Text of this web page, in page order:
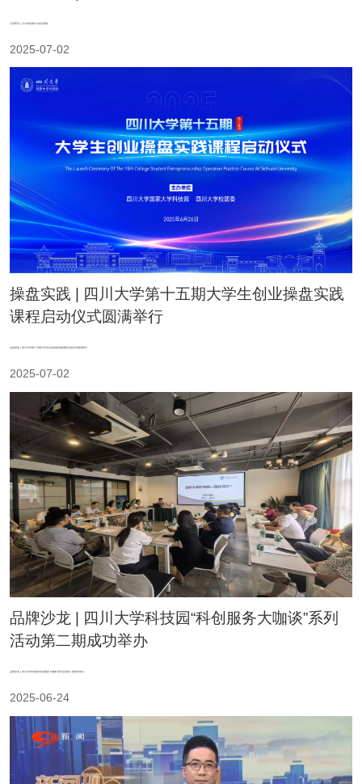
月度简讯 | 川大科技园6月动态回顾
2025-07-02
操盘实践 | 四川大学第十五期大学生创业操盘实践
课程启动仪式圆满举行
创业操盘 | 四川大学第十五期大学生创业操盘实践课程启动仪式圆满举行
2025-07-02
品牌沙龙 | 四川大学科技园“科创服务大咖谈”系列
活动第二期成功举办
品牌沙龙 | 四川大学科技园“科创服务大咖谈”系列活动第二期成功举办
2025-06-24